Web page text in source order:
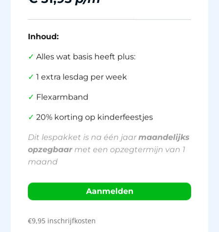
€ 51,95p/m
Inhoud:
Alles wat basis heeft plus:
✓ 1 extra lesdag per week
✓ Flexarmband
✓ 20% korting op kinderfeestjes
Dit lespakket is na één jaarmaandelijks
opzegbaar met een opzegtermijn van 1
maand
Aanmelden
€9,95 inschrijfkosten